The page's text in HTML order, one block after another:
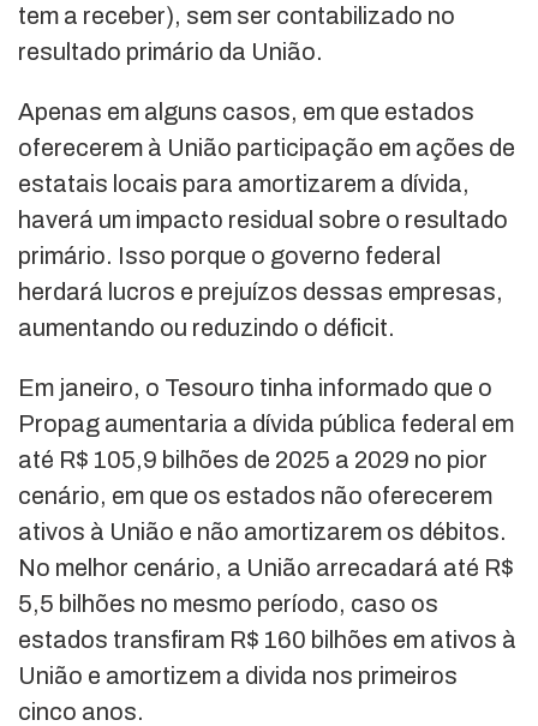
tem a receber), sem ser contabilizado no
resultado primário da União.
Apenas em alguns casos, em que estados
oferecerem à União participação em ações de
estatais locais para amortizarem a dívida,
haverá um impacto residual sobre o resultado
primário. Isso porque o governo federal
herdará lucros e prejuízos dessas empresas,
aumentando ou reduzindo o déficit.
Em janeiro, o Tesouro tinha informado que o
Propag aumentaria a dívida pública federal em
até R$ 105,9 bilhões de 2025 a 2029 no pior
cenário, em que os estados não oferecerem
ativos à União e não amortizarem os débitos.
No melhor cenário, a União arrecadará até R$
5,5 bilhões no mesmo período, caso os
estados transfiram R$ 160 bilhões em ativos à
União e amortizem a divida nos primeiros
cinco anos.